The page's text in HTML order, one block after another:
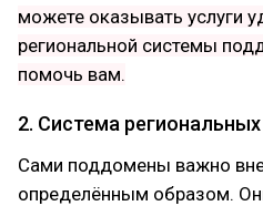
можете оказывать услуги
региональной системы
помочь вам.
2. Система
Сами поддомены важно
определённым образом.